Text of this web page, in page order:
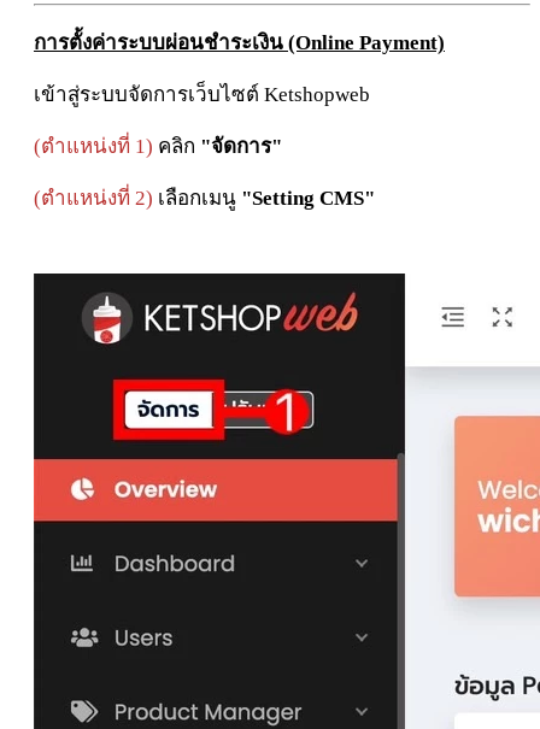
การตั้งค่าระบบผ่อนชำระเงิน (Online Payment)
เข้าสู่ระบบจัดการเว็บไซต์ Ketshopweb
(ตำแหน่งที่ 1) คลิก "จัดการ"
(ตำแหน่งที่ 2) เลือกเมนู "Setting CMS"